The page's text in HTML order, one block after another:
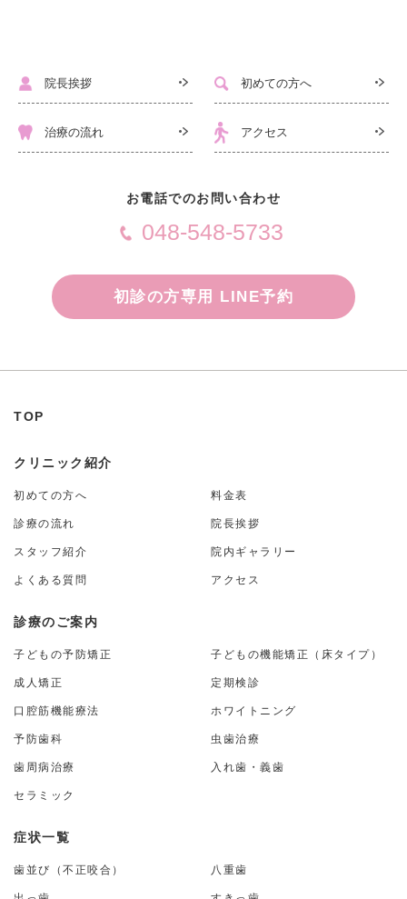
院長挨拶 初めての方へ
治療の流れ アクセス
お電話でのお問い合わせ
048-548-5733
初診の方専用 LINE予約
TOP
クリニック紹介
初めての方へ 料金表
診療の流れ 院長挨拶
スタッフ紹介 院内ギャラリー
よくある質問 アクセス
診療のご案内
子どもの予防矯正 子どもの機能矯正（床タイプ）
成人矯正 定期検診
口腔筋機能療法 ホワイトニング
予防歯科 虫歯治療
歯周病治療 入れ歯・義歯
セラミック
症状一覧
歯並び（不正咬合） 八重歯